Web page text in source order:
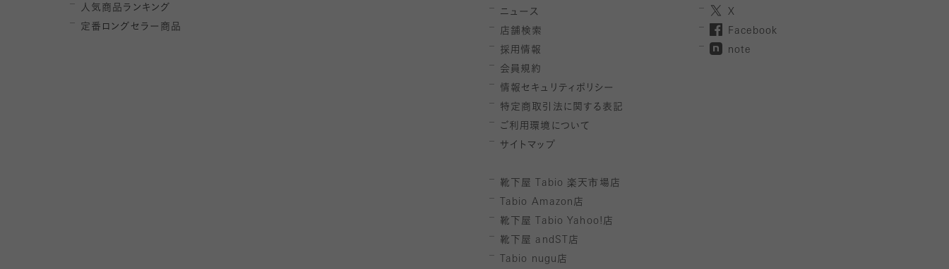
人気商品ランキング
定番ロングセラー商品
ニュース
店舗検索
採用情報
会員規約
情報セキュリティポリシー
特定商取引法に関する表記
ご利用環境について
サイトマップ
靴下屋 Tabio 楽天市場店
Tabio Amazon 店
靴下屋
Tabio Yahoo! 店
靴下屋 andST 店
Tabio nugu 店
X
Facebook
note